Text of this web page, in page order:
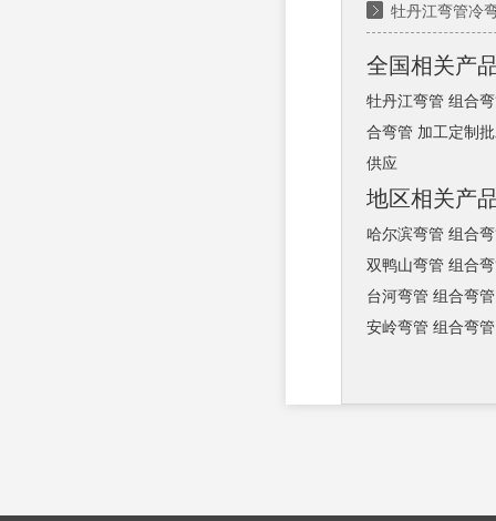
牡丹江弯管冷
全国相关产
牡丹江弯管 组合
合弯管 加工定制
供应
地区相关产
哈尔滨弯管 组合
双鸭山弯管 组合
台河弯管 组合弯
安岭弯管 组合弯